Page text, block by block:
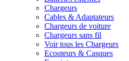
Chargeurs
Cables & Adaptateurs
Chargeurs de voiture
Chargeurs sans fil
Voir tous les Chargeurs
Ecouteurs & Casques